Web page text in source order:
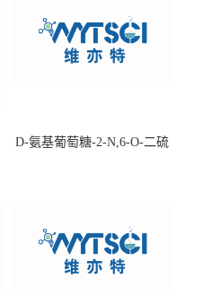
D-氨基葡萄糖-2-N,6-O-二硫